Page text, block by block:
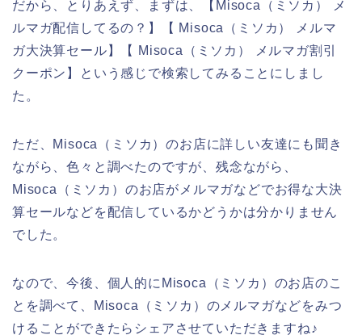
だから、とりあえず、まずは、【Misoca（ミソカ） メ
ルマガ配信してるの？】【 Misoca（ミソカ） メルマ
ガ大決算セール】【 Misoca（ミソカ） メルマガ割引
クーポン】という感じで検索してみることにしまし
た。
ただ、Misoca（ミソカ）のお店に詳しい友達にも聞き
ながら、色々と調べたのですが、残念ながら、
Misoca（ミソカ）のお店がメルマガなどでお得な大決
算セールなどを配信しているかどうかは分かりません
でした。
なので、今後、個人的にMisoca（ミソカ）のお店のこ
とを調べて、Misoca（ミソカ）のメルマガなどをみつ
けることができたらシェアさせていただきますね♪